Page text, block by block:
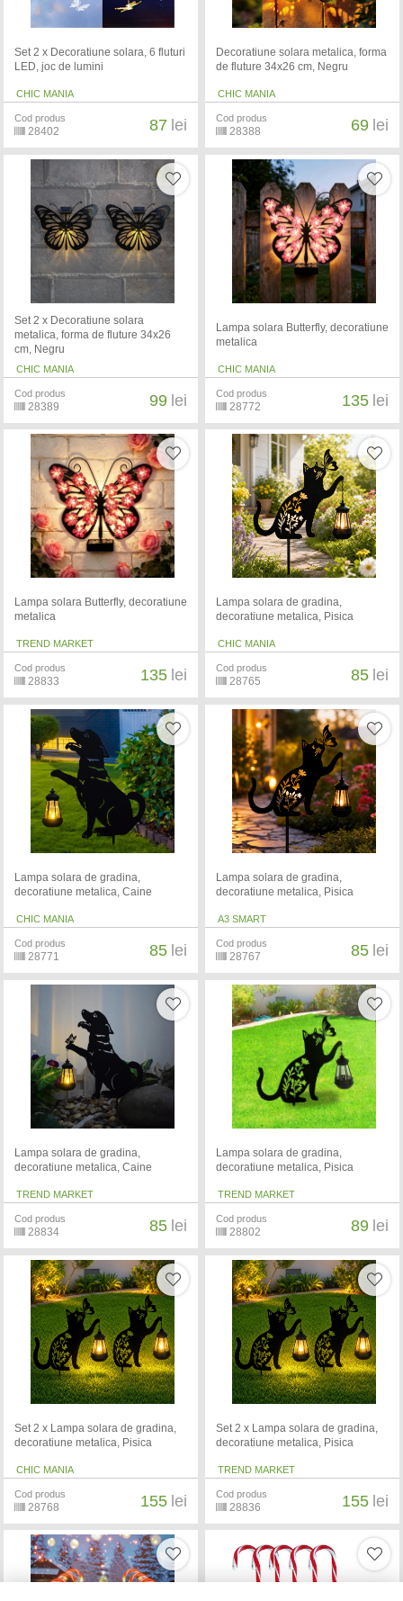
Set 2 x Decoratiune solara, 6 fluturi
LED, joc de lumini
CHIC MANIA
Cod produs
28402 87 lei
Decoratiune solara metalica, forma
de fluture 34x26 cm, Negru
CHIC MANIA
Cod produs
28388 69 lei
Set 2 x Decoratiune solara
metalica, forma de fluture 34x26
cm, Negru
CHIC MANIA
Cod produs
28389 99 lei
Lampa solara Butterfly, decoratiune
metalica
CHIC MANIA
Cod produs
28772 135 lei
Lampa solara Butterfly, decoratiune
metalica
TREND MARKET
Cod produs
28833 135 lei
Lampa solara de gradina,
decoratiune metalica, Pisica
CHIC MANIA
Cod produs
28765 85 lei
Lampa solara de gradina,
decoratiune metalica, Caine
CHIC MANIA
Cod produs
28771 85 lei
Lampa solara de gradina,
decoratiune metalica, Pisica
A3 SMART
Cod produs
28767 85 lei
Lampa solara de gradina,
decoratiune metalica, Caine
TREND MARKET
Cod produs
28834 85 lei
Lampa solara de gradina,
decoratiune metalica, Pisica
TREND MARKET
Cod produs
28802 89 lei
Set 2 x Lampa solara de gradina,
decoratiune metalica, Pisica
CHIC MANIA
Cod produs
28768 155 lei
Set 2 x Lampa solara de gradina,
decoratiune metalica, Pisica
TREND MARKET
Cod produs
28836 155 lei